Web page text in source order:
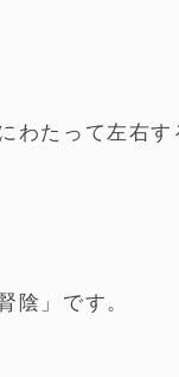
たって左右
陰」です。